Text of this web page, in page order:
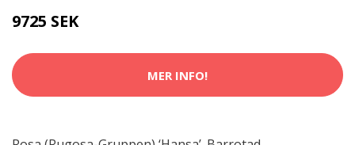
9725 SEK
MER INFO!